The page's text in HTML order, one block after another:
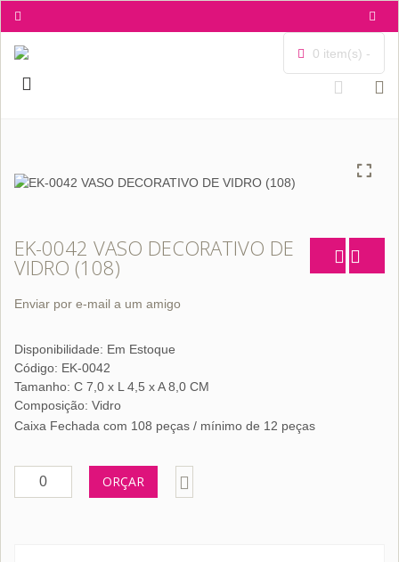
0 item(s) -
EK-0042 VASO DECORATIVO DE
VIDRO (108)
Enviar por e-mail a um amigo
Disponibilidade: Em Estoque
Código: EK-0042
Tamanho: C 7,0 x L 4,5 x A 8,0 CM
Composição: Vidro
Caixa Fechada com 108 peças / mínimo de 12 peças
ORÇAR